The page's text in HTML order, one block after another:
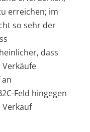
erreichen; im
so sehr der
dass
Feld hingegen